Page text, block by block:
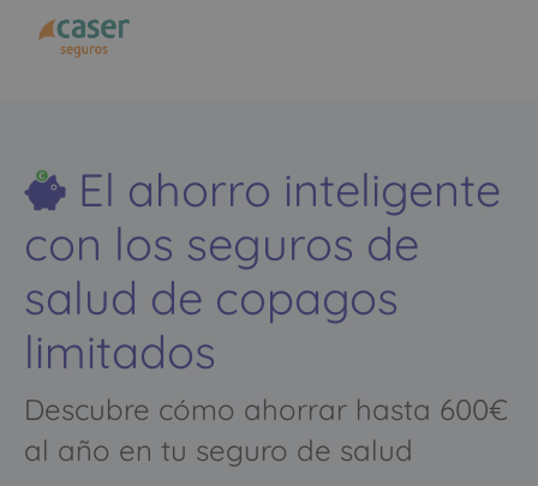
El ahorro inteligente
con los seguros de
salud de copagos
limitados
Descubre cómo ahorrar hasta 600€
al año en tu seguro de salud